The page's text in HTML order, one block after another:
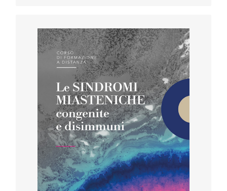
F.A.D
Iscriviti al corso
Inizio corso 01 Aprile 2020
scarica il programma